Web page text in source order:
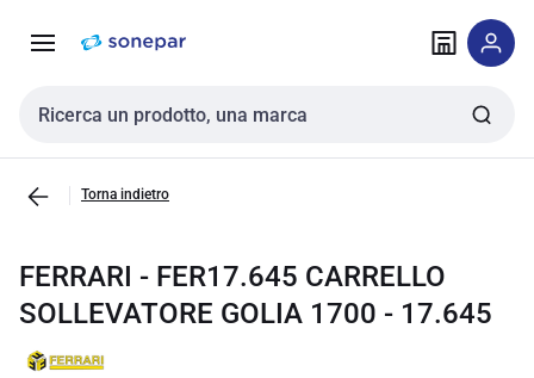
navigazione alla
Cerca input
Torna indietro
FERRARI - FER17.645 CARRELLO
SOLLEVATORE GOLIA 1700 - 17.645